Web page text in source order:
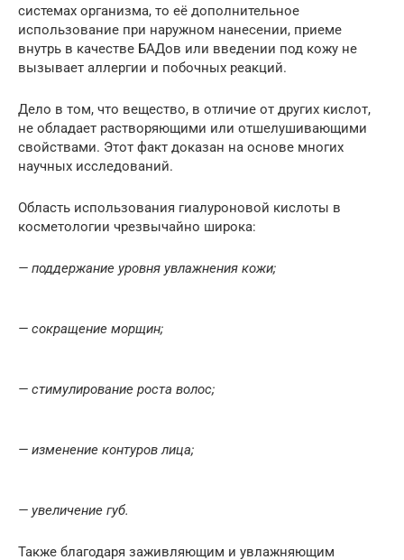
системах организма, то её дополнительное
использование при наружном нанесении, приеме
внутрь в качестве БАДов или введении под кожу не
вызывает аллергии и побочных реакций.
Дело в том, что вещество, в отличие от других кислот,
не обладает растворяющими или отшелушивающими
свойствами. Этот факт доказан на основе многих
научных исследований.
Область использования гиалуроновой кислоты в
косметологии чрезвычайно широка:
— поддержание уровня увлажнения кожи;
— сокращение морщин;
— стимулирование роста волос;
— изменение контуров лица;
— увеличение губ.
Также благодаря заживляющим и увлажняющим